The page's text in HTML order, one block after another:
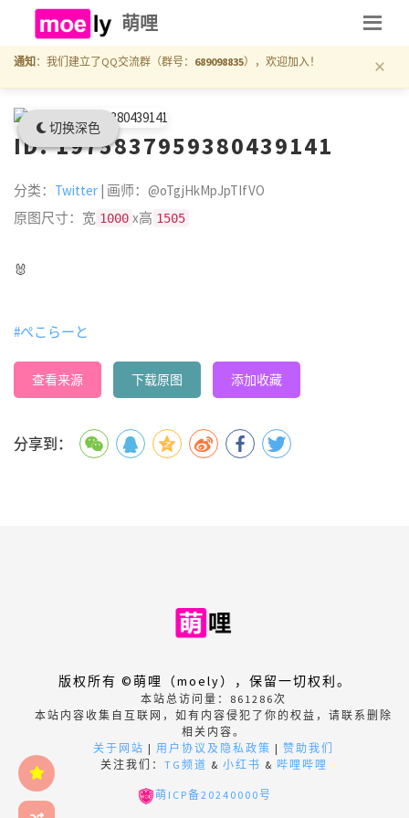
切换深色
萌哩
通知 ：我们建立了QQ交流群（群号： 689098835），欢迎加入！ ×
ID: 1975837959380439141
分类： Twitter | 画师：@oTgjHkMpJpTIfVO
原图尺寸：宽 1000 x高 1505
🐰
#ぺこらーと
查看来源 下载原图 添加收藏
分享到：
版权所有 ©萌哩（moely），保留一切权利。
本站总访问量： 861286次
本站内容收集自互联网，如有内容侵犯了你的权益，请联系删除
相关内容。
关于网站 | 用户协议及隐私政策 | 赞助我们
关注我们： TG频道 & 小红书 & 哔哩哔哩
萌ICP备20240000号